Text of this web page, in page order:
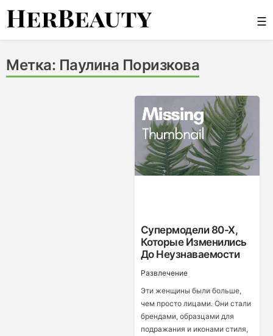
Skip
☰
Метка: Паулина Поризкова
Супермодели 80-Х,
Которые Изменились
До Неузнаваемости
Развлечение
Эти женщины были больше,
чем просто лицами. Они стали
брендами, образцами для
подражания и иконами стиля,